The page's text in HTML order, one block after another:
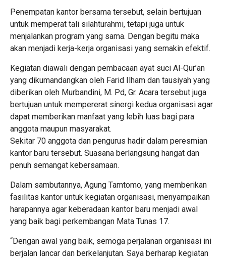
Penempatan kantor bersama tersebut, selain bertujuan
untuk memperat tali silahturahmi, tetapi juga untuk
menjalankan program yang sama. Dengan begitu maka
akan menjadi kerja-kerja organisasi yang semakin efektif.
Kegiatan diawali dengan pembacaan ayat suci Al-Qur’an
yang dikumandangkan oleh Farid Ilham dan tausiyah yang
diberikan oleh Murbandini, M. Pd, Gr. Acara tersebut juga
bertujuan untuk mempererat sinergi kedua organisasi agar
dapat memberikan manfaat yang lebih luas bagi para
anggota maupun masyarakat.
Sekitar 70 anggota dan pengurus hadir dalam peresmian
kantor baru tersebut. Suasana berlangsung hangat dan
penuh semangat kebersamaan.
Dalam sambutannya, Agung Tamtomo, yang memberikan
fasilitas kantor untuk kegiatan organisasi, menyampaikan
harapannya agar keberadaan kantor baru menjadi awal
yang baik bagi perkembangan Mata Tunas 17.
“Dengan awal yang baik, semoga perjalanan organisasi ini
berjalan lancar dan berkelanjutan. Saya berharap kegiatan